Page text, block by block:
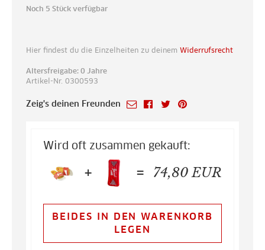
Noch 5 Stück verfügbar
Hier findest du die Einzelheiten zu deinem Widerrufsrecht
Altersfreigabe: 0 Jahre
Artikel-Nr. 0300593
Zeig's deinen Freunden
Wird oft zusammen gekauft:
+ = 74,80EUR
BEIDES IN DEN WARENKORB
LEGEN